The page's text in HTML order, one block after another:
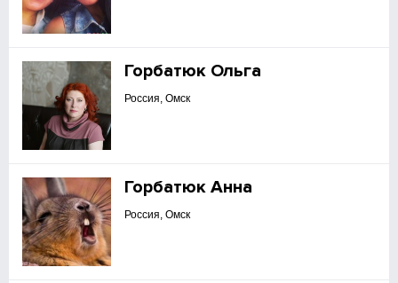
Горбатюк Ольга
Россия, Омск
Горбатюк Анна
Россия, Омск